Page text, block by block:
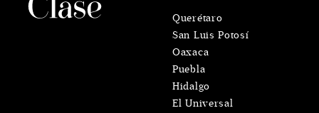
Querétaro
San Luis Potosí
Oaxaca
Puebla
Hidalgo
El Universal